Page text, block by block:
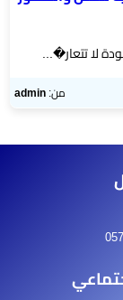
لا تتعار�...
من:admin